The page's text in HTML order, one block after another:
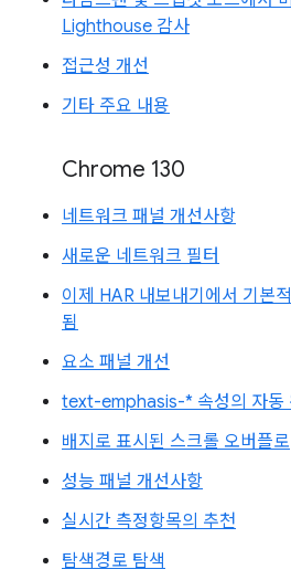
Lighthouse 감사
접근성 개선
기타 주요 내용
Chrome 130
네트워크 패널 개선사항
새로운 네트워크 필터
이제 HAR 내보내기에서 기본
됨
요소 패널 개선
text-emphasis-* 속성의 자동
배지로 표시된 스크롤 오버플로
성능 패널 개선사항
실시간 측정항목의 추천
탐색경로 탐색